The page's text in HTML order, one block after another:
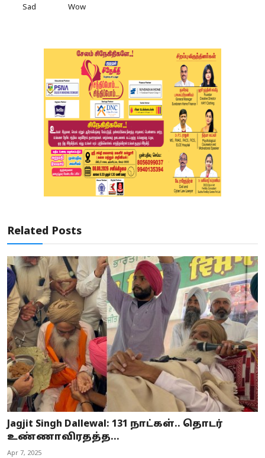
Sad Wow
Related Posts
Jagjit Singh Dallewal: 131 நாட்கள்.. தொடர்
உண்ணாவிரதத்த...
Apr 7, 2025